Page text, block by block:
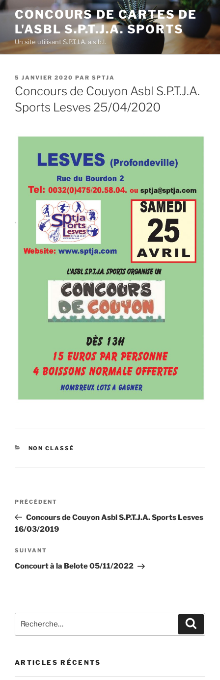
Aller
contenu
principal
CONCOURS DE CARTES DE
L'ASBL S.P.T.J.A. SPORTS
Un site utilisant S.P.T.J.A. a.s.b.l.
PUBLIÉ
LE
5 JANVIER 2020 PAR SPTJA
Concours de Couyon Asbl S.P.T.J.A.
Sports Lesves 25/04/2020
CATÉGORIES
NON CLASSÉ
Navigation
l’article
Article
précédent
PRÉCÉDENT
Concours de Couyon Asbl S.P.T.J.A. Sports Lesves
16/03/2019
Article
suivant
SUIVANT
Concourt à la Belote 05/11/2022
pour
ARTICLES RÉCENTS